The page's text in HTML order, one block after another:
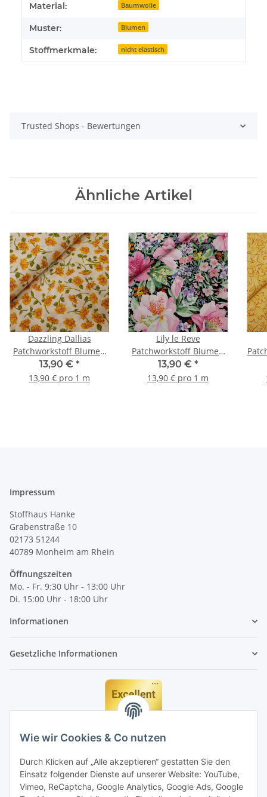
Wie wir Cookies & Co nutzen
Durch Klicken auf „Alle akzeptieren“ gestatten Sie den
Einsatz folgender Dienste auf unserer Website: YouTube,
Vimeo, ReCaptcha, Google Analytics, Google Ads, Google
Material: Baumwolle
Muster: Blumen
Stoffmerkmale: nicht elastisch
Trusted Shops - Bewertungen
Ähnliche Artikel
Dazzling Dallias
Patchworkstoff Blumen
natur, gelb, grün
13,90 € *
13,90 € pro 1 m
Lily le Reve
Patchworkstoff Blumen
rosa, grün, orange,
schwarz, flieder
13,90 € *
13,90 € pro 1 m
Impressum
Stoffhaus Hanke
Grabenstraße 10
02173 51244
40789 Monheim am Rhein
Öffnungszeiten
Mo. - Fr. 9:30 Uhr - 13:00 Uhr
Di. 15:00 Uhr - 18:00 Uhr
Informationen
Gesetzliche Informationen